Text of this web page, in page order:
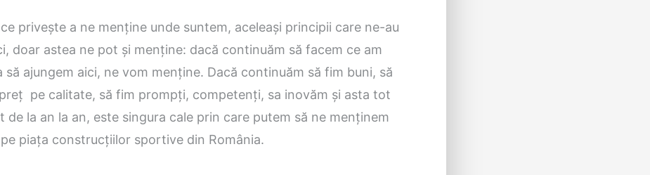
privește a ne menține unde suntem, aceleași principii care ne-au
doar astea ne pot și menține: dacă continuăm să facem ce am
să ajungem aici, ne vom menține. Dacă continuăm să fim buni, să
pe calitate, să fim prompți, competenți, sa inovăm și asta tot
de la an la an, este singura cale prin care putem să ne menținem
piața construcțiilor sportive din România.